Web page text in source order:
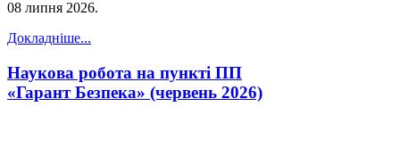
08 липня 2026.
Докладніше...
Наукова робота на пункті ПП
«Гарант Безпека» (червень 2026)